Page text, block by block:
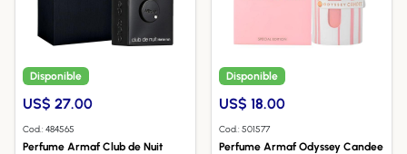
Disponible
US$ 27.00
Cod.: 484565
Perfume Armaf Club de Nuit
Disponible
US$ 18.00
Cod.: 501577
Perfume Armaf Odyssey Candee